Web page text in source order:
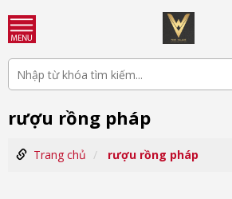
rượu rồng pháp
Trang chủ rượu rồng pháp